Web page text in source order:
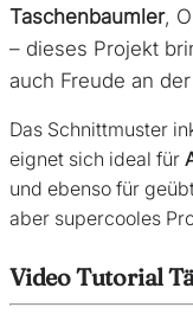
Taschenbaumler,
– dieses Projekt
auch Freude an
Das Schnittmuster
eignet sich ideal für
und ebenso für
aber supercooles
Video Tutorial